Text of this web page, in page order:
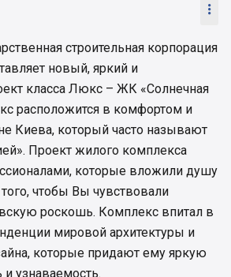

строительная корпорация
новый, яркий и
класса Люкс – ЖК «Солнечная
расположится в комфортом и
Киева, который часто называют
Проект жилого комплекса
которые вложили душу
чтобы Вы чувствовали
роскошь. Комплекс впитал в
мировой архитектуры и
которые придают ему яркую
узнаваемость.